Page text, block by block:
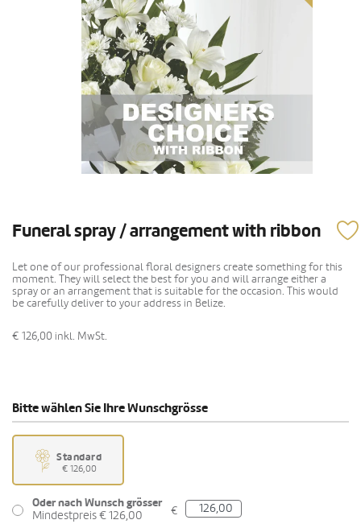
Funeral spray / arrangement with ribbon
Let one of our professional floral designers create something for this
moment. They will select the best for you and will arrange either a
spray or an arrangement that is suitable for the occasion. This would
be carefully deliver to your address in Belize.
€ 126,00 inkl. MwSt.
Bitte wählen Sie Ihre Wunschgrösse
Standard
€ 126,00
Oder nach Wunsch grösser
Mindestpreis € 126,00
€